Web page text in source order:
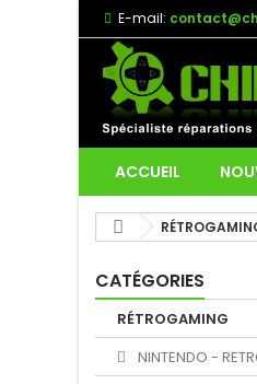
E-mail:
ACCUEIL
CATÉGORIES
RÉTROGAMING
NINTENDO -